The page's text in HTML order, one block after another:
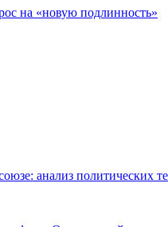
на «новую подлинность»
анализ политических